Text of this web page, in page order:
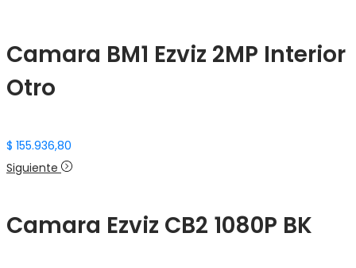
Camara BM1 Ezviz 2MP Interior
Otro
$ 155.936,80
Siguiente
Camara Ezviz CB2 1080P BK